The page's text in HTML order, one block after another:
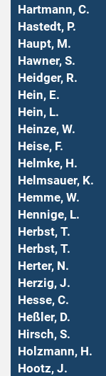
Hartmann, C.
Hastedt, P.
Haupt, M.
Hawner, S.
Heidger, R.
Hein, E.
Hein, L.
Heinze, W.
Heise, F.
Helmke, H.
Helmsauer, K.
Hemme, W.
Hennige, L.
Herbst, T.
Herbst, T.
Herter, N.
Herzig, J.
Hesse, C.
Heßler, D.
Hirsch, S.
Holzmann, H.
Hootz, J.